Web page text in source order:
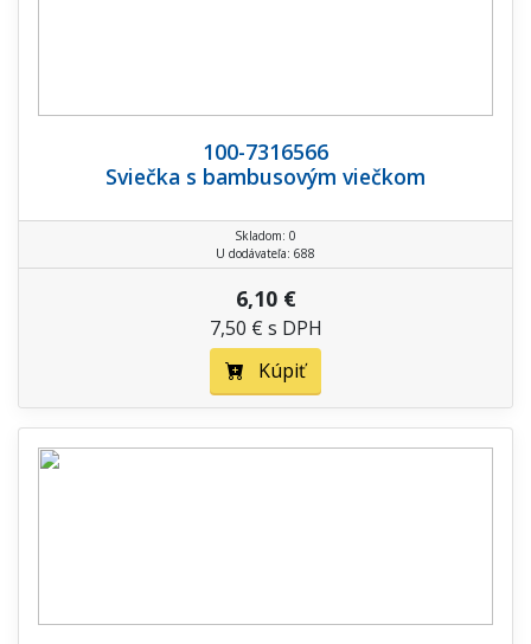
100-7316566
Sviečka s bambusovým viečkom
Skladom: 0
U dodávateľa: 688
6,10 €
7,50 € s DPH
Kúpiť